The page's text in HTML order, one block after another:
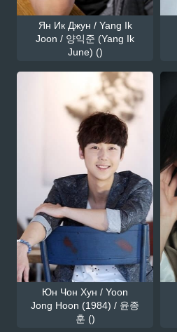
Ян Ик Джун / Yang Ik
Joon / 양익준 (Yang Ik
June) ()
Юн Чон Хун / Yoon
Jong Hoon (1984) / 윤종
훈 ()